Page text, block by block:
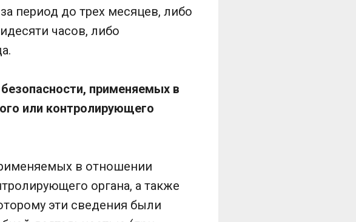
период до трех месяцев, либо
часов, либо
применяемых в
или контролирующего
в отношении
органа, а также
эти сведения были